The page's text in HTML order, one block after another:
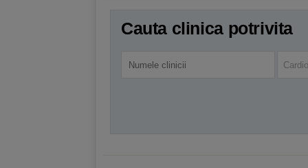
Cauta clinica potrivita